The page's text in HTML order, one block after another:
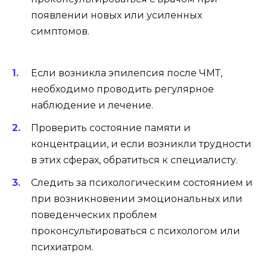
появлении новых или усиленных
симптомов.
Если возникла эпилепсия после ЧМТ,
необходимо проводить регулярное
наблюдение и лечение.
Проверить состояние памяти и
концентрации, и если возникли трудности
в этих сферах, обратиться к специалисту.
Следить за психологическим состоянием и
при возникновении эмоциональных или
поведенческих проблем
проконсультироваться с психологом или
психиатром.